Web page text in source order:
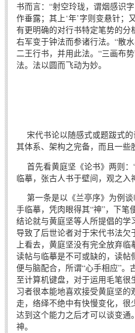
书而言：“射空玲珑，谓烟感识
作垂露；其上‘年’字则变悬针；
有更明确的对行书特定笔势的
右军变于钟法而参诸行法。“散
二王行书，并用此法。“三画
法。法以圆而飞动为妙。
宋代书论以随感式或题跋式的
其体系、架构之完备，而且一
首先看黄庭坚《论书》两则：
临摹，张古人书于壁间，观之入
第一条是以《兰亭序》为例谈
手临摹，凭肉眼得其“神”，下笔
结论就与黄庭坚等人所提倡的
导致了后世论者对于宋代书法
上看去，黄庭坚没有完全放弃
读帖与临摹是不可或缺的，读
便与脑配合，所谓“心手相应”
至计算机键盘，对于运用毛笔
习者很本能地喜欢接受黄庭坚
走，络绎不绝中有快慢变化，
达到这个能力之后才可以谈变
神。